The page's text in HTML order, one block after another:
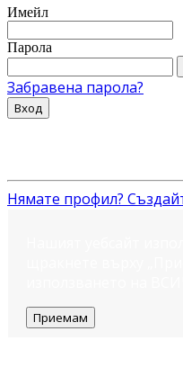
Имейл
Парола
Забравена парола?
Вход
Нямате профил?
Приемам